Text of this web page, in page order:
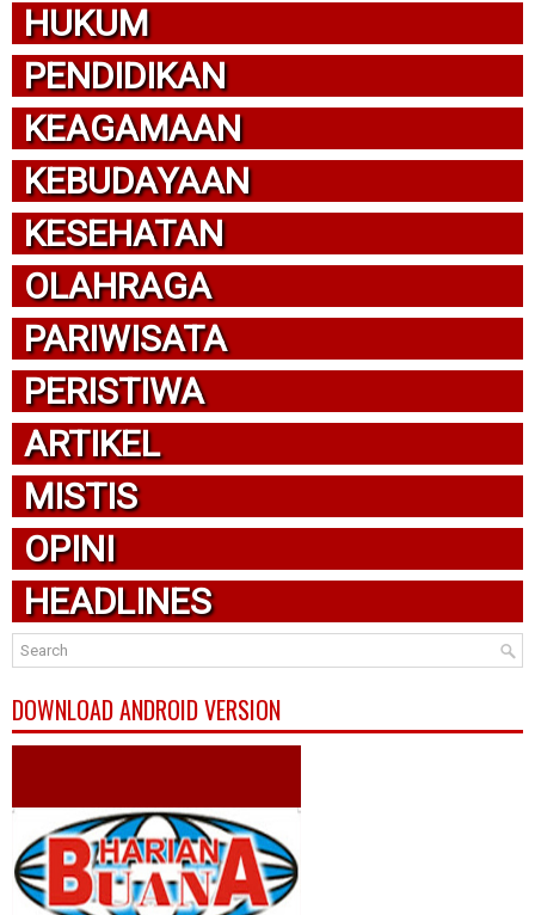
HUKUM
PENDIDIKAN
KEAGAMAAN
KEBUDAYAAN
KESEHATAN
OLAHRAGA
PARIWISATA
PERISTIWA
ARTIKEL
MISTIS
OPINI
HEADLINES
DOWNLOAD ANDROID VERSION